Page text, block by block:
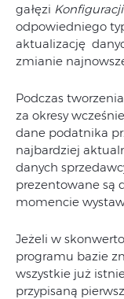
gałęzi
odpowiedniego
aktualizację
zmianie
Podczas
za okresy
dane podatnika
najbardziej
danych
prezentowane są
momencie
Jeżeli w
programu bazie
wszystkie już
przypisaną